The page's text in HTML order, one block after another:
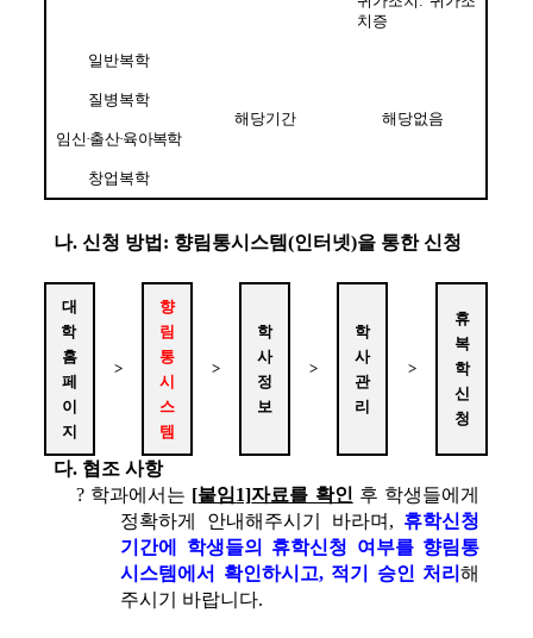
치증
일반복학
해당기간 해당없음
질병복학
임신·출산·육아복학
창업복학
나. 신청 방법 : 향림통시스템(인터넷)을 통한 신청
대
학
홈
페
이
지
>
향
림
통
시
스
템
>
학
사
정
보
>
학
사
관
리
>
휴
복
학
신
청
다. 협조 사항
? 학과에서는 [붙임1]자료를 확인 후 학생들에게
정확하게 안내해주시기 바라며 , 휴학신청
기간에 학생들의 휴학신청 여부를 향림통
시스템에서 확인하시고, 적기 승인 처리해
주시기 바랍니다.